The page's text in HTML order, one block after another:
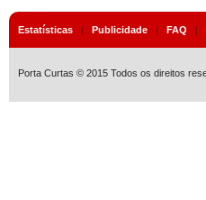
Estatísticas | Publicidade | FAQ |
Porta Curtas © 2015 Todos os direitos